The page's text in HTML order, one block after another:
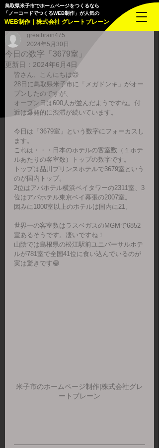
鳥取県米子市でホームページをつくるなら
「ノーコードでつくるWEB制作」が人気の
WEB制作｜株式会社 グレートブレーン
今日の数字「3679室」
greatbrain475
2024年5月30日
更新日： 2024年6月4日
皆さん、こんにちは😊
28日に鳥取県米子市に「メガドンキ」がオー
プンしたのですが、
オープン日は600人が並んだようですね。付
近は爆発的に渋滞が続いています。
今日は「3679室」という数字にフォーカスし
ます。
これは・・・日本のホテルの客室数（１ホテ
ルあたりの客室数）トップの数字です。
トップは品川プリンスホテルで3679室という
のが国内トップ。
2位はアパホテル横浜ベイタワーの2311室、3
位はアパホテル東京ベイ幕張の2007室。
因みに1000室以上のホテルは国内に21。
世界一の客室数はラスベガスのMGMで6852
室あるそうです。凄いですね！
山陰では島根県の松江駅前ユニバーサルホテ
ルが781室で全国41位に食い込んでいるのが
実は驚きです😁
米子市のホームページ制作|株式会社グレ
ートブレーン